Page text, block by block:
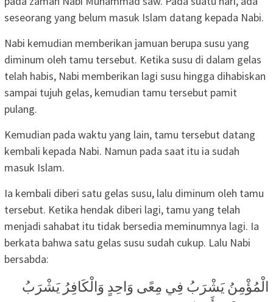
seseorang yang belum masuk Islam datang kepada Nabi.
Nabi kemudian memberikan jamuan berupa susu yang
diminum oleh tamu tersebut. Ketika susu di dalam gelas
telah habis, Nabi memberikan lagi susu hingga dihabiskan
sampai tujuh gelas, kemudian tamu tersebut pamit
pulang.
Kemudian pada waktu yang lain, tamu tersebut datang
kembali kepada Nabi. Namun pada saat itu ia sudah
masuk Islam.
Ia kembali diberi satu gelas susu, lalu diminum oleh tamu
tersebut. Ketika hendak diberi lagi, tamu yang telah
menjadi sahabat itu tidak bersedia meminumnya lagi. Ia
berkata bahwa satu gelas susu sudah cukup. Lalu Nabi
bersabda:
الْمُؤْمِنُ يَشْرَبُ فِي مِعًى وَاحِدٍ وَالْكَافِرُ يَشْرَبُ